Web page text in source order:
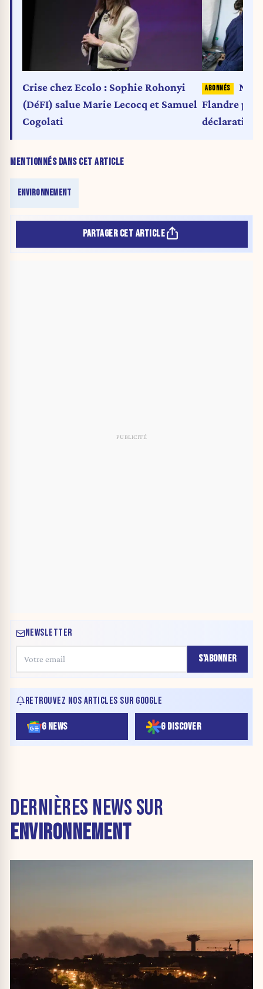
MENTIONNÉS DANS CET ARTICLE
ENVIRONNEMENT
Crise chez Ecolo : Sophie Rohonyi
(DéFI) salue Marie Lecocq et Samuel
Cogolati
Flandre
déclaration
PARTAGER CET ARTICLE
NEWSLETTER
S'ABONNER
RETROUVEZ NOS ARTICLES SUR GOOGLE
G NEWS G DISCOVER
DERNIÈRES NEWS SUR
ENVIRONNEMENT